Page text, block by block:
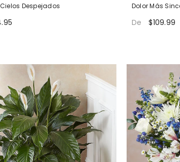
Despejados Dolor Más
De $109.99